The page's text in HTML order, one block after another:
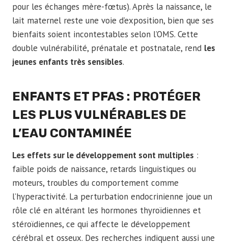
pour les échanges mère-fœtus). Après la naissance, le
lait maternel reste une voie d’exposition, bien que ses
bienfaits soient incontestables selon l’OMS. Cette
double vulnérabilité, prénatale et postnatale, rend les
jeunes enfants très sensibles.
ENFANTS ET PFAS : PROTÉGER
LES PLUS VULNÉRABLES DE
L’EAU CONTAMINÉE
Les effets sur le développement sont multiples :
faible poids de naissance, retards linguistiques ou
moteurs, troubles du comportement comme
l’hyperactivité. La perturbation endocrinienne joue un
rôle clé en altérant les hormones thyroïdiennes et
stéroïdiennes, ce qui affecte le développement
cérébral et osseux. Des recherches indiquent aussi une